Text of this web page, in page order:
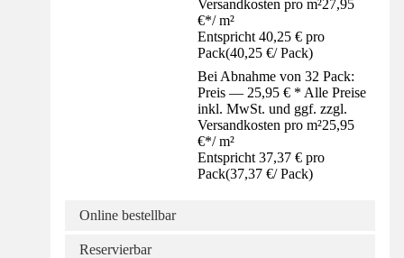
Versandkosten pro m²27,95
€*/ m²
Entspricht 40,25 € pro
Pack(40,25 €/ Pack)
Bei Abnahme von 32 Pack:
Preis — 25,95 € * Alle Preise
inkl. MwSt. und ggf. zzgl.
Versandkosten pro m²25,95
€*/ m²
Entspricht 37,37 € pro
Pack(37,37 €/ Pack)
Online bestellbar
Reservierbar